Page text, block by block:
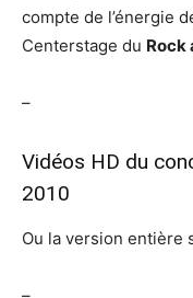
compte de l’énergie
Centerstage du Rock
–
Vidéos HD du
2010
Ou la version entière